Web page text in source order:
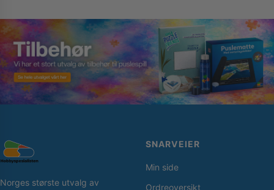
Norges største utvalg av
SNARVEIER
Min side
Ordreoversikt